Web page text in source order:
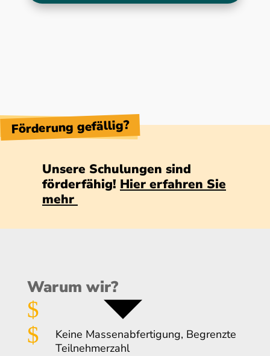
Förderung gefällig?
Unsere Schulungen sind
förderfähig! Hier erfahren Sie
mehr
Warum wir?
$
$
Keine Massenabfertigung, Begrenzte
Teilnehmerzahl